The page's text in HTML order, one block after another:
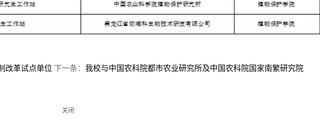
改革试点单位 下一条： 我校与中国农科院都市农业研究所及中国农科院国家南繁研究院
关闭